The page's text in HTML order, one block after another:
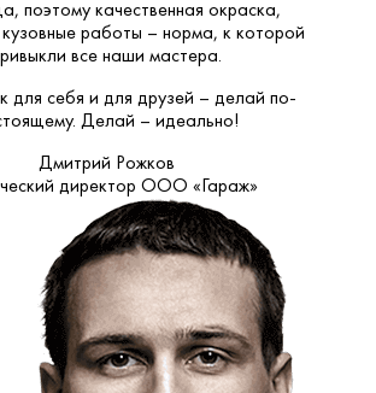
поэтому качественная окраска,
работы – норма, к которой
все наши мастера.
для себя и для друзей – делай по-
Делай – идеально!
Дмитрий Рожков
директор ООО «Гараж»